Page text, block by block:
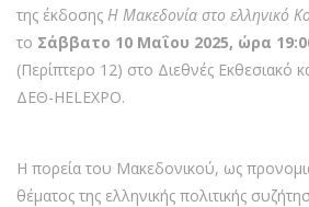
της έκδοσης Η Μακεδονία στο ελληνικό
το Σάββατο 10 Μαΐου 2025, ώρα
(Περίπτερο 12) στο Διεθνές Εκθεσιακό
ΔΕΘ-HELEXPO.
Η πορεία του Μακεδονικού, ως
θέματος της ελληνικής πολιτικής